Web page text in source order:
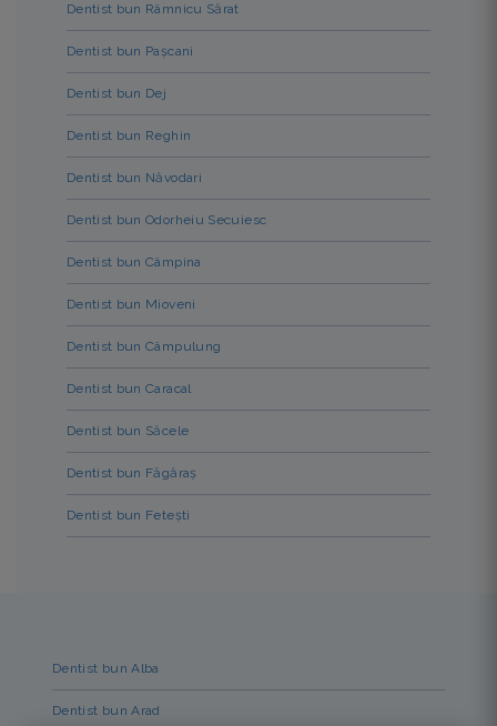
Dentist bun Râmnicu Sărat
Dentist bun Pașcani
Dentist bun Dej
Dentist bun Reghin
Dentist bun Năvodari
Dentist bun Odorheiu Secuiesc
Dentist bun Câmpina
Dentist bun Mioveni
Dentist bun Câmpulung
Dentist bun Caracal
Dentist bun Săcele
Dentist bun Făgăraș
Dentist bun Fetești
Dentist bun Alba
Dentist bun Arad